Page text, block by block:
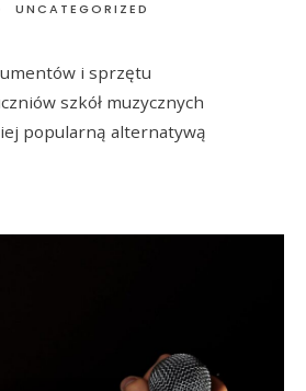
UNCATEGORIZED
i sprzętu
szkół muzycznych
popularną alternatywą